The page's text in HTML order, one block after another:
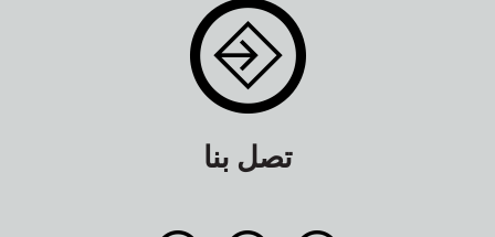
تصل بنا